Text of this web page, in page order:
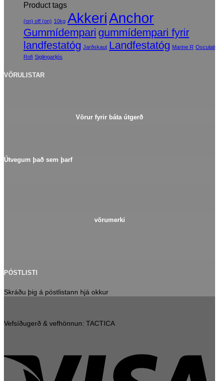
Product tags
(on) off (on) 10kg AkkeriAnchor
Gummídempari gummídempari fyrir
landfestatóg Jarðskaut Landfestatóg Marine R Osculati
Rofi Siglingarljós
VÖRULISTAR
Vörur fyrir báta útgerð
Útvegum það sem þarf
vörumerki
PÓSTLISTI
Skráðu þig á póstlistann hjá okkur
Vefsíðugerð & vefhönnun: TACTICA